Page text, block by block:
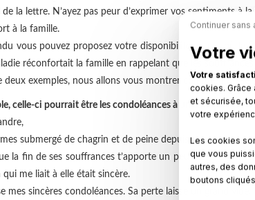
la lettre. N’ayez pas peur d’exprimer vos sentiments à
à la famille.
vous pouvez proposez votre disponibilité au cas où la
réconfortait la famille en rappelant que les souffrances
deux exemples, nous allons vous montrer comment
celle-ci pourrait être les condoléances à un ami qui a
submergé de chagrin et de peine depuis que nous
la fin de ses souffrances t’apporte un peu de sérénité.
qui me liait à elle était sincère.
mes sincères condoléances. Sa perte laisse un grand vide.
Continuer sans
Votre
Votre
cookies. Grâce
et sécurisée,
votre
Les cookies
que vous
autres, des
boutons